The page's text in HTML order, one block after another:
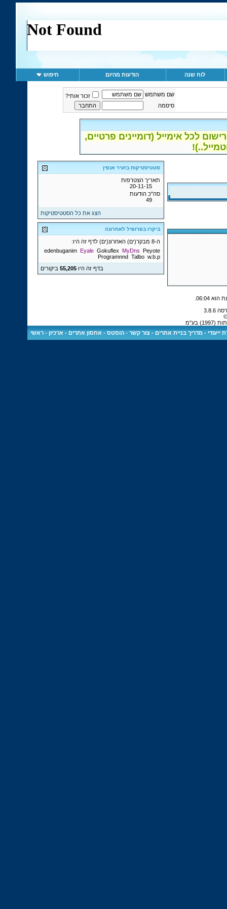
לוח שנה הודעות מהיום חיפוש
שם משתמש
זכור אותי?
סיסמה
לכל אימייל (דומיינים פרטיים,
סטטיסטיקות בזעיר אנפין
תאריך הצטרפות
20-11-15
סה"כ הודעות
49
הצג את כל הסטטיסטיקות
ביקרו בפרופיל לאחרונה
ה-8 מבקר(ים) האחרונ(ים) לדף זה היו:
edenbuganim Eyale Gokuflex MyDns Peyote
Programnnd Talbo w.b.p
בדף זה היו55,205 ביקורים
06:04
בע"מ
ייעודי -מדריך בניית אתרים -צור קשר -הוסטס - אחסון אתרים - ארכיון -ראשי